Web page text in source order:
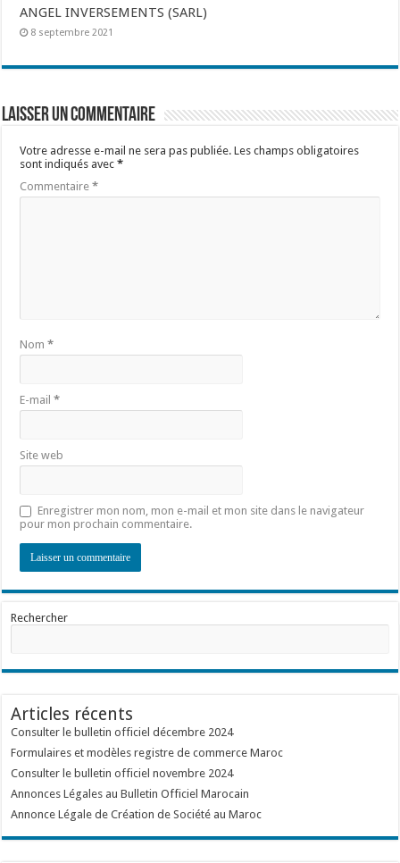
ANGEL INVERSEMENTS (SARL)
8 septembre 2021
Laisser un commentaire
Votre adresse e-mail ne sera pas publiée. Les champs obligatoires
sont indiqués avec*
Commentaire*
Nom*
E-mail*
Site web
Enregistrer mon nom, mon e-mail et mon site dans le navigateur
pour mon prochain commentaire.
Rechercher
Articles récents
Consulter le bulletin officiel décembre 2024
Formulaires et modèles registre de commerce Maroc
Consulter le bulletin officiel novembre 2024
Annonces Légales au Bulletin Officiel Marocain
Annonce Légale de Création de Société au Maroc